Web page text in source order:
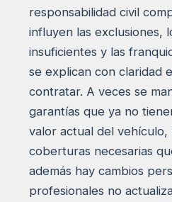
responsabilidad civil
influyen las exclusiones,
insuficientes y las
se explican con claridad
contratar. A veces se
garantías que ya no
valor actual del vehículo,
coberturas necesarias
además hay cambios
profesionales no